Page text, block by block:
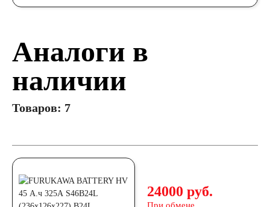
Аналоги в
наличии
Товаров: 7
24000 руб.